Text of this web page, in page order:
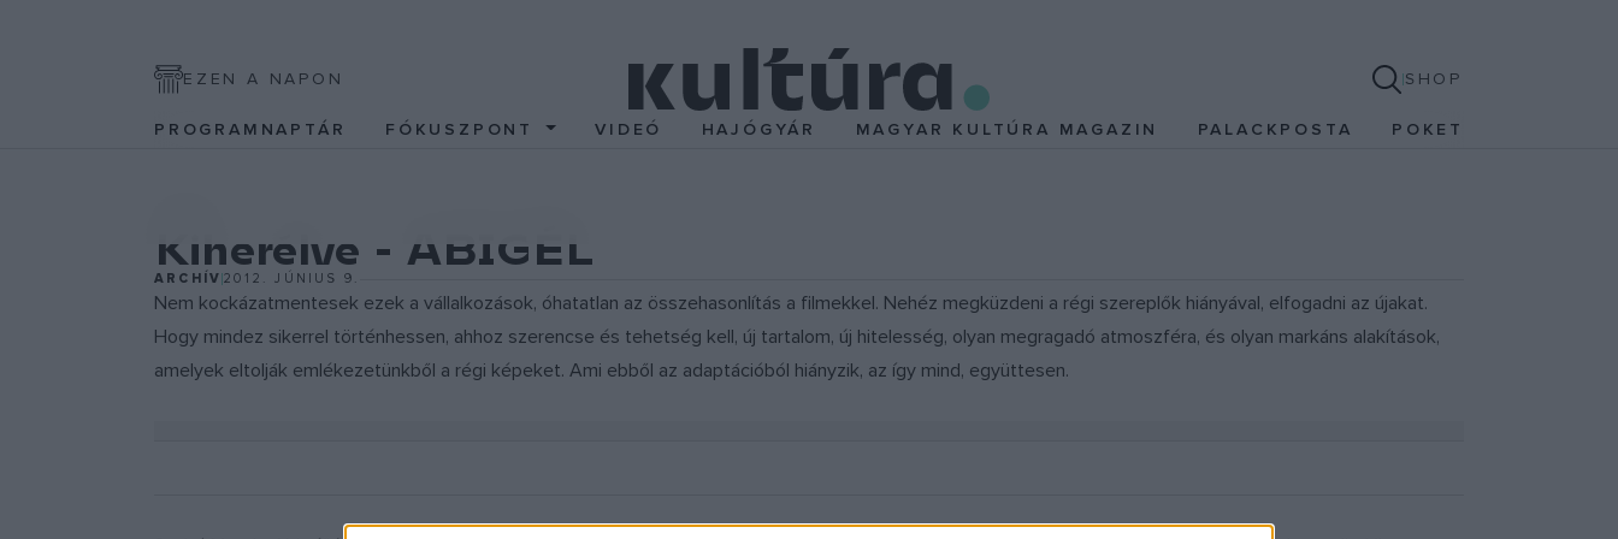
EZEN A NAPON SHOP
PROGRAMNAPTÁR FÓKUSZPONT VIDEÓ HAJÓGYÁR MAGYAR KULTÚRA MAGAZIN PALACKPOSTA POKET
Kiherélve - ABIGÉL
ARCHÍV2012. JÚNIUS 9.
Nem kockázatmentesek ezek a vállalkozások, óhatatlan az összehasonlítás a filmekkel. Nehéz megküzdeni a régi szereplők hiányával, elfogadni az újakat.
Hogy mindez sikerrel történhessen, ahhoz szerencse és tehetség kell, új tartalom, új hitelesség, olyan megragadó atmoszféra, és olyan markáns alakítások,
amelyek eltolják emlékezetünkből a régi képeket. Ami ebből az adaptációból hiányzik, az így mind, együttesen.